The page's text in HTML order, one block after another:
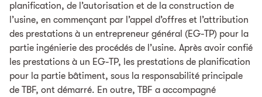
planification, de l’autorisation et de la construction de
l’usine, en commençant par l’appel d’offres et l’attribution
des prestations à un entrepreneur général (EG-TP) pour la
partie ingénierie des procédés de l’usine. Après avoir confié
les prestations à un EG-TP, les prestations de planification
pour la partie bâtiment, sous la responsabilité principale
de TBF, ont démarré. En outre, TBF a accompagné